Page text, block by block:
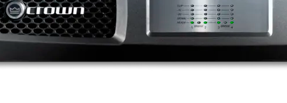
4|1200
2|1200BL
4|1200BL
8125
2|600
4|300
DA Series
Network Series
2|300N
XLC Series
CDi Series
DriveCore Install Network Series
DSi 2.0 Series
VRack